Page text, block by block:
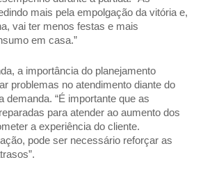
mais pela empolgação da vitória e,
vai ter menos festas e mais
em casa.”
a importância do planejamento
problemas no atendimento diante do
demanda. “É importante que as
para atender ao aumento dos
a experiência do cliente.
pode ser necessário reforçar as